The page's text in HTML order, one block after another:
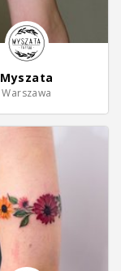
Myszata
Warszawa